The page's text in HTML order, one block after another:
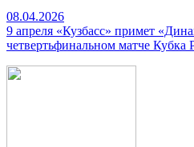
08.04.2026
9 апреля «Кузбасс» примет
четвертьфинальном матче Кубка